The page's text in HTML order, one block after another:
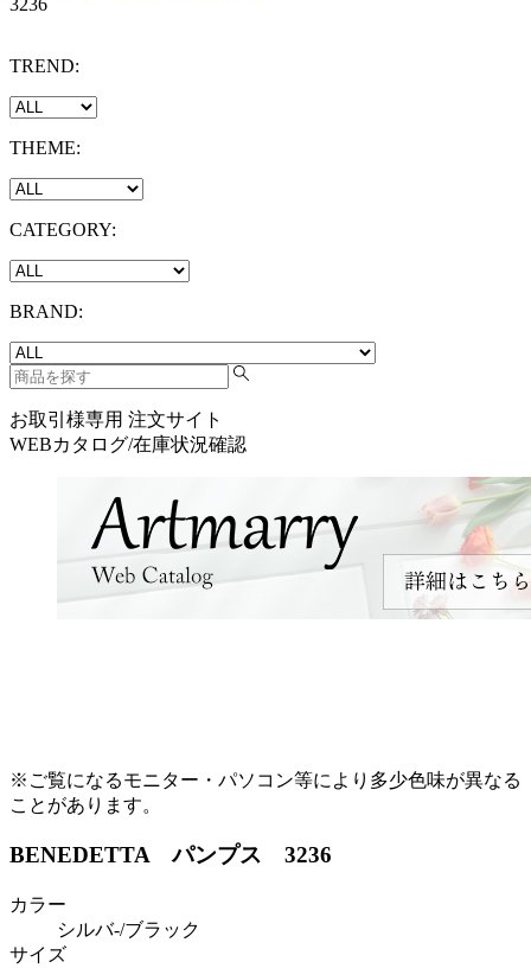
TREND:
THEME:
CATEGORY:
BRAND:
お取引様専用 注文サイト
WEBカタログ/在庫状況確認
※ご覧になるモニター・パソコン等により多少色味が異なる
ことがあります。
BENEDETTA パンプス 3236
カラー
シルバ-/ブラック
サイズ